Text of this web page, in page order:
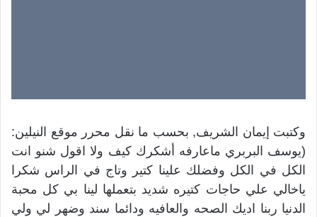
وكتبت إيمان الشريف, بحسب ما نقل محرر موقع النيلين:
(يوسف البربري ماعارفه أشكرك كيف ولا اقول شنو انت
الكل في الكل وفضلك علينا كتير وتاج في الراس شكرا
ياخالي علي حاجات كتيره شديد بتعملها لينا بي كل محبة
الدنيا ربنا اديك الصحه والعافيه ودائما سند وضهر لي ولي